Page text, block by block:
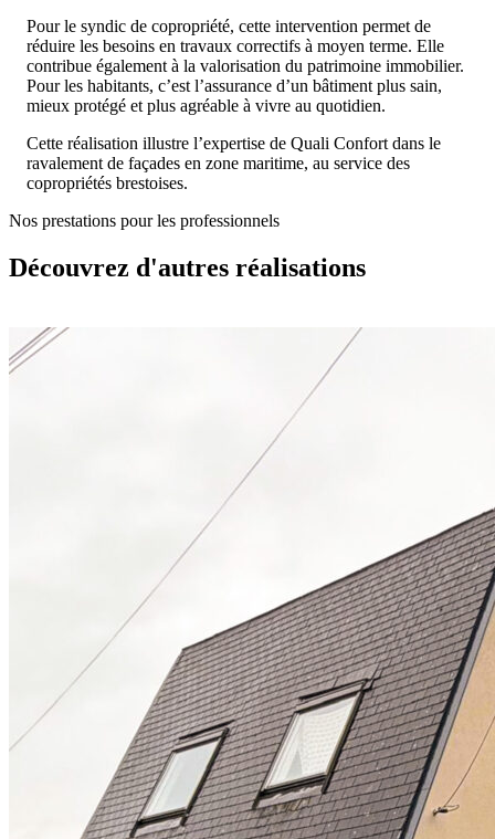
Pour le syndic de copropriété, cette intervention permet de
réduire les besoins en travaux correctifs à moyen terme. Elle
contribue également à la valorisation du patrimoine immobilier.
Pour les habitants, c’est l’assurance d’un bâtiment plus sain,
mieux protégé et plus agréable à vivre au quotidien.
Cette réalisation illustre l’expertise de Quali Confort dans le
ravalement de façades en zone maritime, au service des
copropriétés brestoises.
Nos prestations pour les professionnels
Découvrez d'autres réalisations